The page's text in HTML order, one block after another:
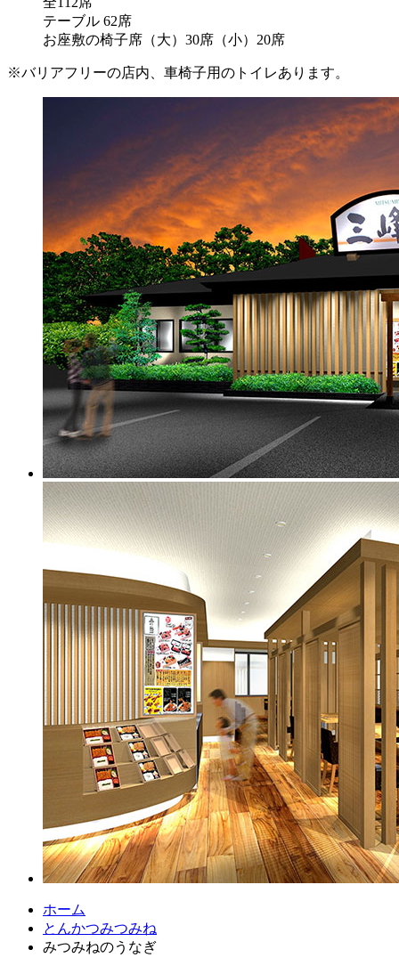
テーブル 62席
お座敷の椅子席（大）30席（小）20席
※バリアフリーの店内、車椅子用のトイレあります。
ホーム
とんかつみつみね
みつみねのうなぎ